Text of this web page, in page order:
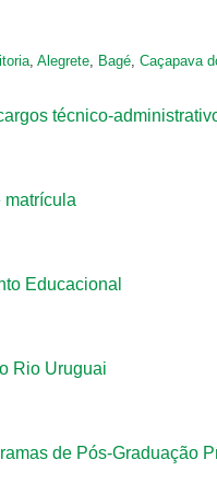
, Alegrete, Bagé, Caçapava
técnico-
matrícula
Educacional
Rio Uruguai
de Pós-Graduação